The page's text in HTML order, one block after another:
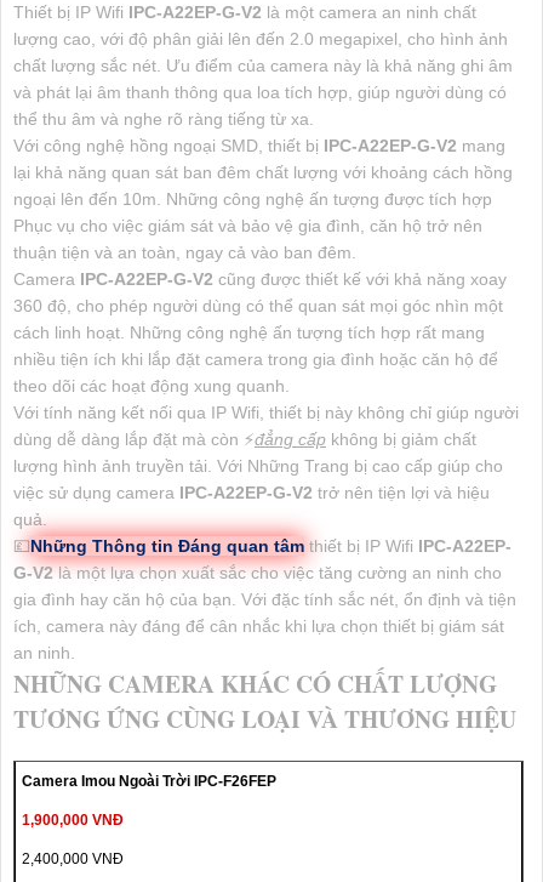
Thiết bị IP Wifi IPC-A22EP-G-V2 là một camera an ninh chất
lượng cao, với độ phân giải lên đến 2.0 megapixel, cho hình ảnh
chất lượng sắc nét. Ưu điểm của camera này là khả năng ghi âm
và phát lại âm thanh thông qua loa tích hợp, giúp người dùng có
thể thu âm và nghe rõ ràng tiếng từ xa.
Với công nghệ hồng ngoại SMD, thiết bị IPC-A22EP-G-V2 mang
lại khả năng quan sát ban đêm chất lượng với khoảng cách hồng
ngoại lên đến 10m. Những công nghệ ấn tượng được tích hợp
Phục vụ cho việc giám sát và bảo vệ gia đình, căn hộ trở nên
thuận tiện và an toàn, ngay cả vào ban đêm.
Camera IPC-A22EP-G-V2 cũng được thiết kế với khả năng xoay
360 độ, cho phép người dùng có thể quan sát mọi góc nhìn một
cách linh hoạt. Những công nghệ ấn tượng tích hợp rất mang
nhiều tiện ích khi lắp đặt camera trong gia đình hoặc căn hộ để
theo dõi các hoạt động xung quanh.
Với tính năng kết nối qua IP Wifi, thiết bị này không chỉ giúp người
dùng dễ dàng lắp đặt mà còn ️⚡đẳng cấp không bị giảm chất
lượng hình ảnh truyền tải. Với Những Trang bị cao cấp giúp cho
việc sử dụng camera IPC-A22EP-G-V2 trở nên tiện lợi và hiệu
quả.
💷Những Thông tin Đáng quan tâm thiết bị IP Wifi IPC-A22EP-
G-V2là một lựa chọn xuất sắc cho việc tăng cường an ninh cho
gia đình hay căn hộ của bạn. Với đặc tính sắc nét, ổn định và tiện
ích, camera này đáng để cân nhắc khi lựa chọn thiết bị giám sát
an ninh.
NHỮNG CAMERA KHÁC CÓ CHẤT LƯỢNG
TƯƠNG ỨNG CÙNG LOẠI VÀ THƯƠNG HIỆU
Camera Imou Ngoài Trời IPC-F26FEP
1,900,000 VNĐ
2,400,000 VNĐ